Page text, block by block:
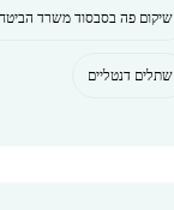
שיקום פה בסבסוד משרד
שתלים דנטליים